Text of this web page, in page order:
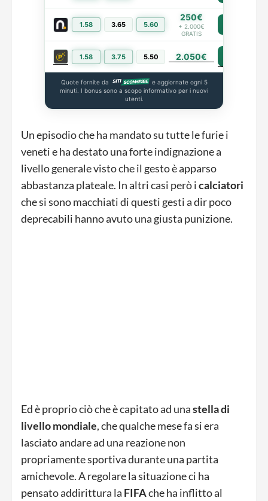
1.58 3.65 5.60
250€
+ 2.000€
GRATIS
1.58 3.75 5.50 2.050€
Quote fornite da
e aggiornate ogni 5
minuti. I bonus sono a scopo informativo per i nuovi
utenti.
Un episodio che ha mandato su tutte le furie i
veneti e ha destato una forte indignazione a
livello generale visto che il gesto è apparso
abbastanza plateale. In altri casi però icalciatori
che si sono macchiati di questi gesti a dir poco
deprecabili hanno avuto una giusta punizione.
Ed è proprio ciò che è capitato ad unastella di
livello mondiale, che qualche mese fa si era
lasciato andare ad una reazione non
propriamente sportiva durante una partita
amichevole. A regolare la situazione ci ha
pensato addirittura la FIFAche ha inflitto al